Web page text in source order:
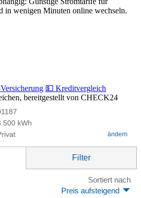
in wenigen Minuten online wechseln.
💵 Kreditvergleich
bereitgestellt von CHECK24